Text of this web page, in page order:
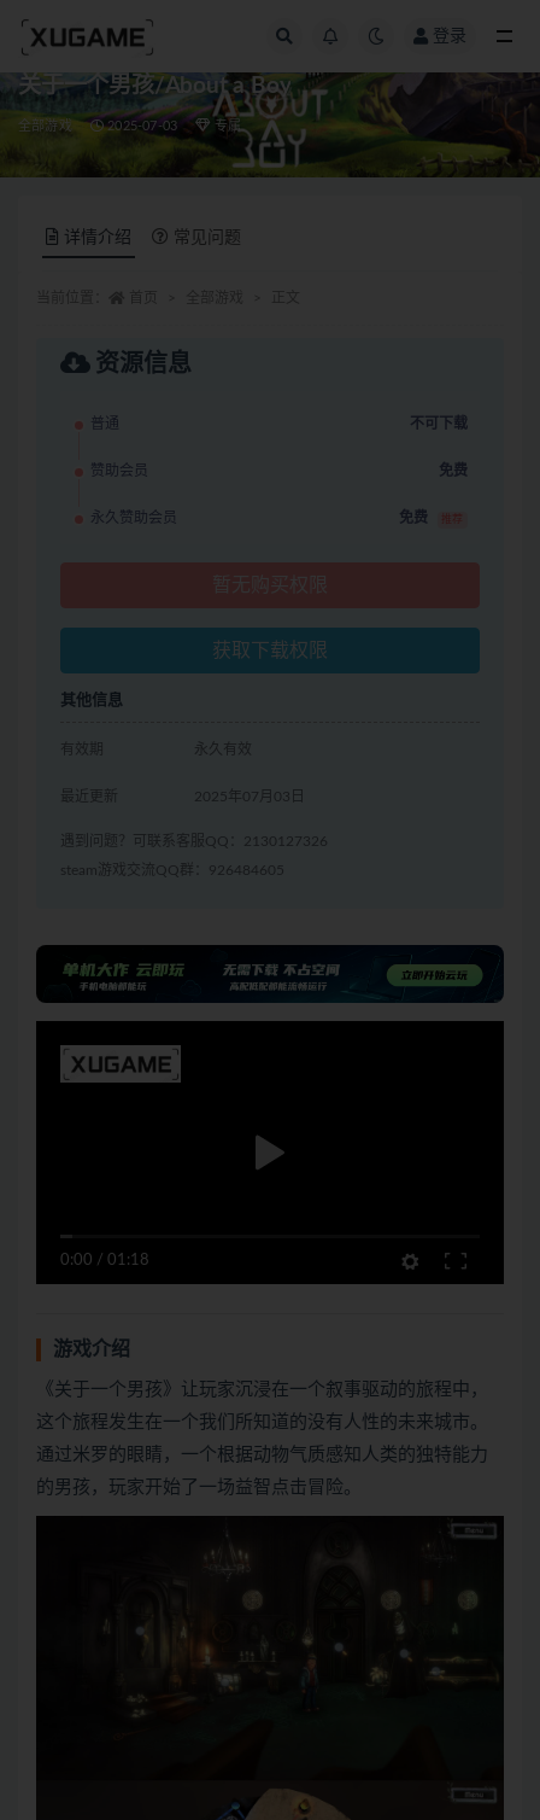
登录
关于一个男孩/About a Boy
全部游戏 2025-07-03 专属
详情介绍 常见问题
资源信息
普通 不可下载
赞助会员 免费
永久赞助会员 免费 推荐
获取下载权限
其他信息
有效期 永久有效
最近更新 2025年07月03日
遇到问题？可联系客服QQ：2130127326
steam游戏交流QQ群：926484605
0:00 / 01:18
游戏介绍
《关于一个男孩》让玩家沉浸在一个叙事驱动的旅程中，
这个旅程发生在一个我们所知道的没有人性的未来城市。
通过米罗的眼睛，一个根据动物气质感知人类的独特能力
的男孩，玩家开始了一场益智点击冒险。